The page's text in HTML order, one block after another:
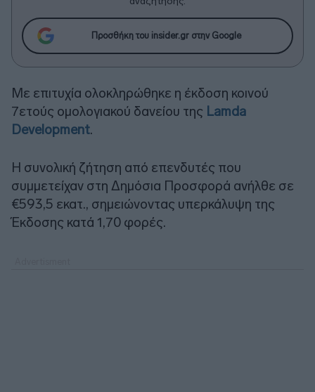
Προσθήκη του insider.gr στην Google
Με επιτυχία ολοκληρώθηκε η έκδοση κοινού
7ετούς ομολογιακού δανείου της Lamda
Development.
Η συνολική ζήτηση από επενδυτές που
συμμετείχαν στη Δημόσια Προσφορά ανήλθε σε
€593,5 εκατ., σημειώνοντας υπερκάλυψη της
Έκδοσης κατά 1,70 φορές.